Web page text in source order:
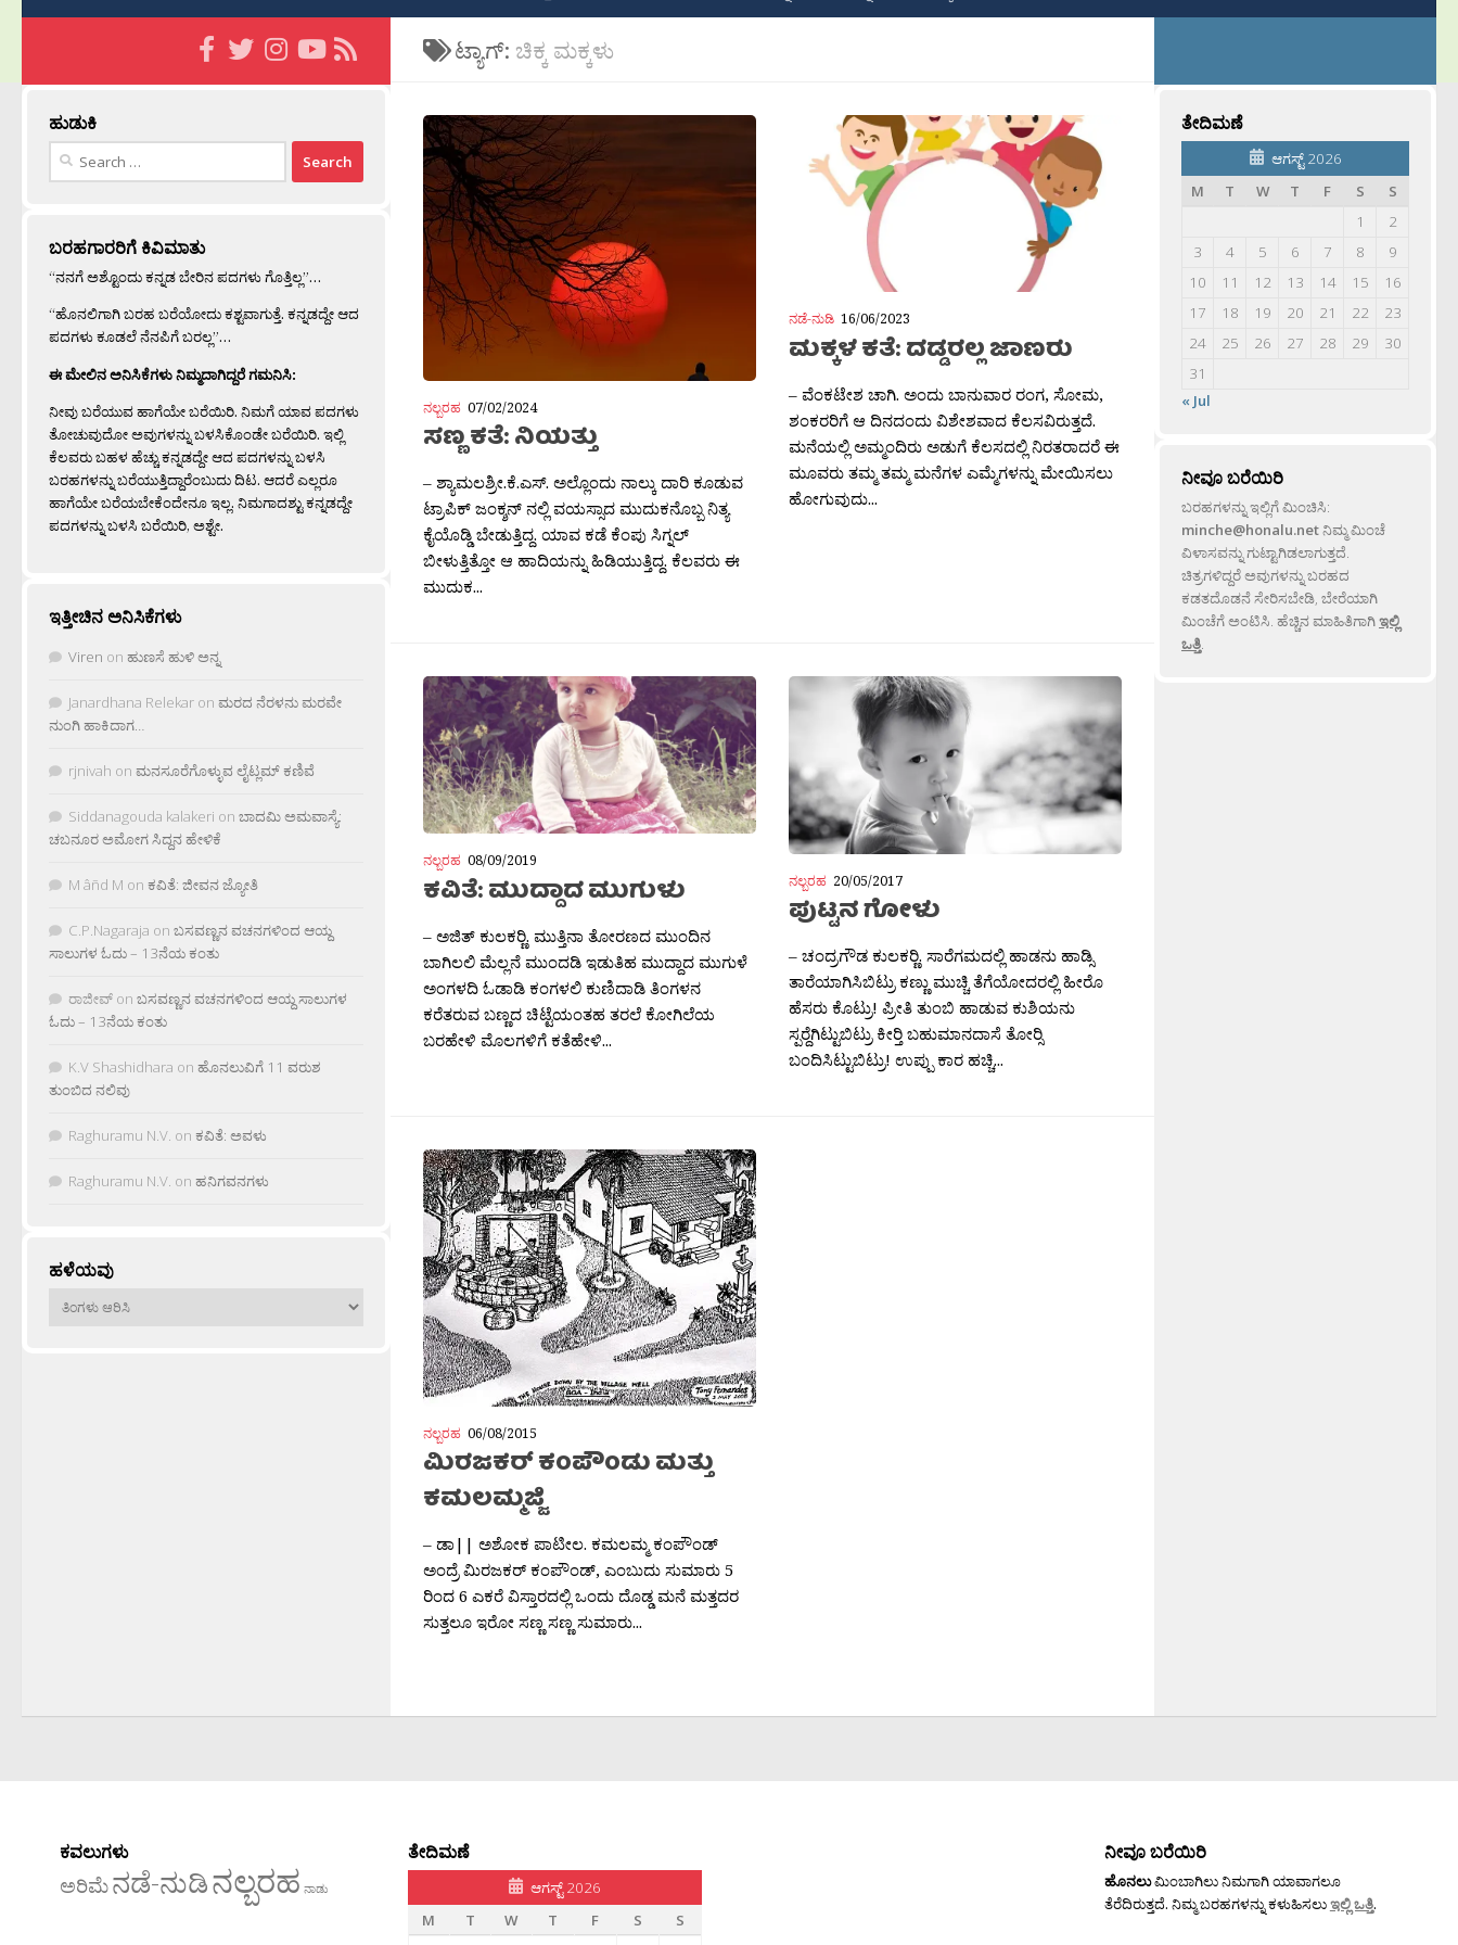
ಟ್ಯಾಗ್: ಚಿಕ್ಕ ಮಕ್ಕಳು
ನಲ್ಬರಹ 07/02/2024
ಸಣ್ಣ ಕತೆ: ನಿಯತ್ತು
– ಶ್ಯಾಮಲಶ್ರೀ.ಕೆ.ಎಸ್. ಅಲ್ಲೊಂದು ನಾಲ್ಕು ದಾರಿ ಕೂಡುವ
ಟ್ರಾಪಿಕ್ ಜಂಕ್ಶನ್ ನಲ್ಲಿ ವಯಸ್ಸಾದ ಮುದುಕನೊಬ್ಬ ನಿತ್ಯ
ಕೈಯೊಡ್ಡಿ ಬೇಡುತ್ತಿದ್ದ. ಯಾವ ಕಡೆ ಕೆಂಪು ಸಿಗ್ನಲ್
ಬೀಳುತ್ತಿತ್ತೋ ಆ ಹಾದಿಯನ್ನು ಹಿಡಿಯುತ್ತಿದ್ದ. ಕೆಲವರು ಈ
ಮುದುಕ...
ನಡೆ-ನುಡಿ 16/06/2023
ಮಕ್ಕಳ ಕತೆ: ದಡ್ಡರಲ್ಲ ಜಾಣರು
– ವೆಂಕಟೇಶ ಚಾಗಿ. ಅಂದು ಬಾನುವಾರ ರಂಗ, ಸೋಮ,
ಶಂಕರರಿಗೆ ಆ ದಿನದಂದು ವಿಶೇಶವಾದ ಕೆಲಸವಿರುತ್ತದೆ.
ಮನೆಯಲ್ಲಿ ಅಮ್ಮಂದಿರು ಅಡುಗೆ ಕೆಲಸದಲ್ಲಿ ನಿರತರಾದರೆ ಈ
ಮೂವರು ತಮ್ಮ ತಮ್ಮ ಮನೆಗಳ ಎಮ್ಮೆಗಳನ್ನು ಮೇಯಿಸಲು
ಹೋಗುವುದು...
ನಲ್ಬರಹ 08/09/2019
ಕವಿತೆ: ಮುದ್ದಾದ ಮುಗುಳು
– ಅಜಿತ್ ಕುಲಕರ‍್ಣಿ. ಮುತ್ತಿನಾ ತೋರಣದ ಮುಂದಿನ
ಬಾಗಿಲಲಿ ಮೆಲ್ಲನೆ ಮುಂದಡಿ ಇಡುತಿಹ ಮುದ್ದಾದ ಮುಗುಳೆ
ಅಂಗಳದಿ ಓಡಾಡಿ ಕಂಗಳಲಿ ಕುಣಿದಾಡಿ ತಿಂಗಳನ
ಕರೆತರುವ ಬಣ್ಣದ ಚಿಟ್ಟೆಯಂತಹ ತರಲೆ ಕೋಗಿಲೆಯ
ಬರಹೇಳಿ ಮೊಲಗಳಿಗೆ ಕತೆಹೇಳಿ...
ನಲ್ಬರಹ 20/05/2017
ಪುಟ್ಟನ ಗೋಳು
– ಚಂದ್ರಗೌಡ ಕುಲಕರ‍್ಣಿ. ಸಾರೆಗಮದಲ್ಲಿ ಹಾಡನು ಹಾಡ್ಸಿ
ತಾರೆಯಾಗಿಸಿಬಿಟ್ರು ಕಣ್ಣು ಮುಚ್ಚಿ ತೆಗೆಯೋದರಲ್ಲಿ ಹೀರೊ
ಹೆಸರು ಕೊಟ್ರು! ಪ್ರೀತಿ ತುಂಬಿ ಹಾಡುವ ಕುಶಿಯನು
ಸ್ಪರ‍್ದೆಗಿಟ್ಟುಬಿಟ್ರು ಕೀರ‍್ತಿ ಬಹುಮಾನದಾಸೆ ತೋರ‍್ಸಿ
ಬಂದಿಸಿಟ್ಟುಬಿಟ್ರು! ಉಪ್ಪು ಕಾರ ಹಚ್ಚಿ...
ನಲ್ಬರಹ 06/08/2015
ಮಿರಜಕರ್ ಕಂಪೌಂಡು ಮತ್ತು
ಕಮಲಮ್ಮಜ್ಜಿ
– ಡಾ|| ಅಶೋಕ ಪಾಟೀಲ. ಕಮಲಮ್ಮ ಕಂಪೌಂಡ್
ಅಂದ್ರೆ ಮಿರಜಕರ್ ಕಂಪೌಂಡ್, ಎಂಬುದು ಸುಮಾರು 5
ರಿಂದ 6 ಎಕರೆ ವಿಸ್ತಾರದಲ್ಲಿ ಒಂದು ದೊಡ್ಡ ಮನೆ ಮತ್ತದರ
ಸುತ್ತಲೂ ಇರೋ ಸಣ್ಣ ಸಣ್ಣ ಸುಮಾರು...
ಹುಡುಕಿ
Search
ಬರಹಗಾರರಿಗೆ ಕಿವಿಮಾತು
“ನನಗೆ ಅಶ್ಟೊಂದು ಕನ್ನಡ ಬೇರಿನ ಪದಗಳು ಗೊತ್ತಿಲ್ಲ”…
“ಹೊನಲಿಗಾಗಿ ಬರಹ ಬರೆಯೋದು ಕಶ್ಟವಾಗುತ್ತೆ. ಕನ್ನಡದ್ದೇ ಆದ
ಪದಗಳು ಕೂಡಲೆ ನೆನಪಿಗೆ ಬರಲ್ಲ”…
ಈ ಮೇಲಿನ ಅನಿಸಿಕೆಗಳು ನಿಮ್ಮದಾಗಿದ್ದರೆ ಗಮನಿಸಿ:
ನೀವು ಬರೆಯುವ ಹಾಗೆಯೇ ಬರೆಯಿರಿ. ನಿಮಗೆ ಯಾವ ಪದಗಳು
ತೋಚುವುದೋ ಅವುಗಳನ್ನು ಬಳಸಿಕೊಂಡೇ ಬರೆಯಿರಿ. ಇಲ್ಲಿ
ಕೆಲವರು ಬಹಳ ಹೆಚ್ಚು ಕನ್ನಡದ್ದೇ ಆದ ಪದಗಳನ್ನು ಬಳಸಿ
ಬರಹಗಳನ್ನು ಬರೆಯುತ್ತಿದ್ದಾರೆಂಬುದು ದಿಟ. ಆದರೆ ಎಲ್ಲರೂ
ಹಾಗೆಯೇ ಬರೆಯಬೇಕೆಂದೇನೂ ಇಲ್ಲ. ನಿಮಗಾದಶ್ಟು ಕನ್ನಡದ್ದೇ
ಪದಗಳನ್ನು ಬಳಸಿ ಬರೆಯಿರಿ, ಅಶ್ಟೇ.
ಇತ್ತೀಚಿನ ಅನಿಸಿಕೆಗಳು
Viren on ಹುಣಸೆ ಹುಳಿ ಅನ್ನ
Janardhana Relekar on ಮರದ ನೆರಳನು ಮರವೇ
ನುಂಗಿ ಹಾಕಿದಾಗ…
rjnivah on ಮನಸೂರೆಗೊಳ್ಳುವ ಲೈಟ್ಲಮ್ ಕಣಿವೆ
Siddanagouda kalakeri on ಬಾದಮಿ ಅಮವಾಸ್ಯೆ:
ಚಬನೂರ ಅಮೋಗ ಸಿದ್ದನ ಹೇಳಿಕೆ
M âñd M on ಕವಿತೆ: ಜೀವನ ಜ್ಯೋತಿ
C.P.Nagaraja on ಬಸವಣ್ಣನ ವಚನಗಳಿಂದ ಆಯ್ದ
ಸಾಲುಗಳ ಓದು – 13ನೆಯ ಕಂತು
ರಾಜೀವ್ on ಬಸವಣ್ಣನ ವಚನಗಳಿಂದ ಆಯ್ದ ಸಾಲುಗಳ
ಓದು – 13ನೆಯ ಕಂತು
K.V Shashidhara on ಹೊನಲುವಿಗೆ 11 ವರುಶ
ತುಂಬಿದ ನಲಿವು
Raghuramu N.V. on ಕವಿತೆ: ಅವಳು
Raghuramu N.V. on ಹನಿಗವನಗಳು
ಹಳೆಯವು
ಹಳೆಯವು
ತೇದಿಮಣೆ
ಆಗಸ್ಟ್ 2026
M
T W T F S
S
1
2
3
4 5 6 7 8
9
10
11 12 13 14 15
16
17
18 19 20 21 22
23
24
25 26 27 28 29
30
31
« Jul
ನೀವೂ ಬರೆಯಿರಿ
ಬರಹಗಳನ್ನು ಇಲ್ಲಿಗೆ ಮಿಂಚಿಸಿ:
minche@honalu.netನಿಮ್ಮ ಮಿಂಚೆ
ವಿಳಾಸವನ್ನು ಗುಟ್ಟಾಗಿಡಲಾಗುತ್ತದೆ.
ಚಿತ್ರಗಳಿದ್ದರೆ ಅವುಗಳನ್ನು ಬರಹದ
ಕಡತದೊಡನೆ ಸೇರಿಸಬೇಡಿ, ಬೇರೆಯಾಗಿ
ಮಿಂಚೆಗೆ ಅಂಟಿಸಿ. ಹೆಚ್ಚಿನ ಮಾಹಿತಿಗಾಗಿಇಲ್ಲಿ
ಒತ್ತಿ.
ಕವಲುಗಳು
ಅರಿಮೆನಡೆ-ನುಡಿನಲ್ಬರಹ ನಾಡು
ತೇದಿಮಣೆ
ಆಗಸ್ಟ್ 2026
M
T W T F S
S
ನೀವೂ ಬರೆಯಿರಿ
ಹೊನಲುಮಿಂಬಾಗಿಲು ನಿಮಗಾಗಿ ಯಾವಾಗಲೂ
ತೆರೆದಿರುತ್ತದೆ. ನಿಮ್ಮ ಬರಹಗಳನ್ನು ಕಳುಹಿಸಲುಇಲ್ಲಿ ಒತ್ತಿ.